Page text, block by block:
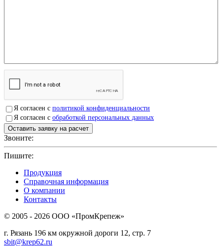
Я согласен с политикой конфиденциальности
Я согласен с обработкой персональных данных
Звоните:
Пишите:
Продукция
Справочная информация
О компании
Контакты
© 2005 - 2026 OOO «ПромКрепеж»
г. Рязань 196 км окружной дороги 12, стр. 7
sbit@krep62.ru